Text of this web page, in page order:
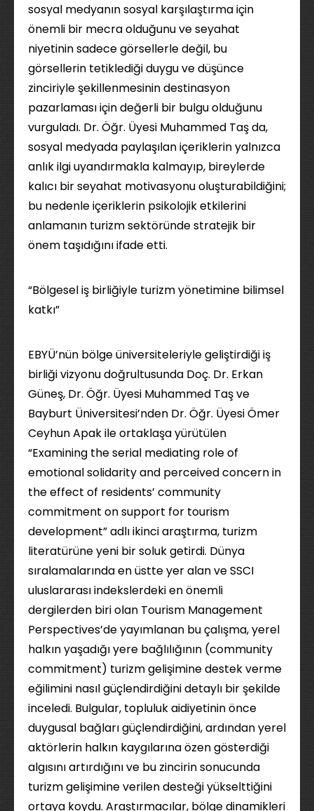
sosyal medyanın sosyal karşılaştırma için
önemli bir mecra olduğunu ve seyahat
niyetinin sadece görsellerle değil, bu
görsellerin tetiklediği duygu ve düşünce
zinciriyle şekillenmesinin destinasyon
pazarlaması için değerli bir bulgu olduğunu
vurguladı. Dr. Öğr. Üyesi Muhammed Taş da,
sosyal medyada paylaşılan içeriklerin yalnızca
anlık ilgi uyandırmakla kalmayıp, bireylerde
kalıcı bir seyahat motivasyonu oluşturabildiğini;
bu nedenle içeriklerin psikolojik etkilerini
anlamanın turizm sektöründe stratejik bir
önem taşıdığını ifade etti.
“Bölgesel iş birliğiyle turizm yönetimine bilimsel
katkı”
EBYÜ’nün bölge üniversiteleriyle geliştirdiği iş
birliği vizyonu doğrultusunda Doç. Dr. Erkan
Güneş, Dr. Öğr. Üyesi Muhammed Taş ve
Bayburt Üniversitesi’nden Dr. Öğr. Üyesi Ömer
Ceyhun Apak ile ortaklaşa yürütülen
“Examining the serial mediating role of
emotional solidarity and perceived concern in
the effect of residents’ community
commitment on support for tourism
development” adlı ikinci araştırma, turizm
literatürüne yeni bir soluk getirdi. Dünya
sıralamalarında en üstte yer alan ve SSCI
uluslararası indekslerdeki en önemli
dergilerden biri olan Tourism Management
Perspectives’de yayımlanan bu çalışma, yerel
halkın yaşadığı yere bağlılığının (community
commitment) turizm gelişimine destek verme
eğilimini nasıl güçlendirdiğini detaylı bir şekilde
inceledi. Bulgular, topluluk aidiyetinin önce
duygusal bağları güçlendirdiğini, ardından yerel
aktörlerin halkın kaygılarına özen gösterdiği
algısını artırdığını ve bu zincirin sonucunda
turizm gelişimine verilen desteği yükselttiğini
ortaya koydu. Araştırmacılar, bölge dinamikleri